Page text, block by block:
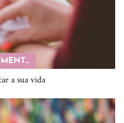
COMPORTAMENTO
a sua vida